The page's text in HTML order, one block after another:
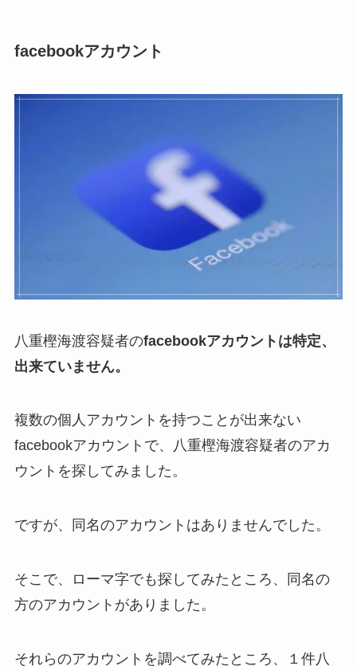
facebookアカウント
八重樫海渡容疑者のfacebookアカウントは特定、
出来ていません。
複数の個人アカウントを持つことが出来ない
facebookアカウントで、八重樫海渡容疑者のアカ
ウントを探してみました。
ですが、同名のアカウントはありませんでした。
そこで、ローマ字でも探してみたところ、同名の
方のアカウントがありました。
それらのアカウントを調べてみたところ、１件八